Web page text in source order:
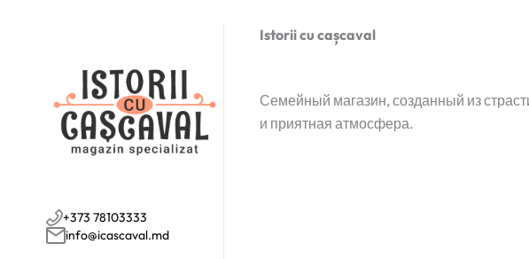
+373 78103333
info@icascaval.md
Istorii cu cașcaval
Семейный магазин, созданный из
и приятная атмосфера.